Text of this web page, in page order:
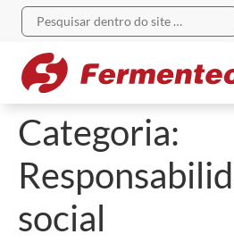
Categoria:
social